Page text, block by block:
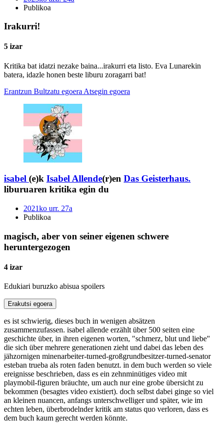
Publikoa
Irakurri!
5 izar
Kritika bat idatzi nezake baina...irakurri eta listo. Eva Lunarekin
batera, idazle honen beste liburu zoragarri bat!
Erantzun Bultzatu egoera Atsegin egoera
isabel (e)k Isabel Allende(r)en Das Geisterhaus.
liburuaren kritika egin du
2021ko urr. 27a
Publikoa
magisch, aber von seiner eigenen schwere
heruntergezogen
4 izar
Edukiari buruzko abisua spoilers
Erakutsi egoera
es ist schwierig, dieses buch in wenigen absätzen
zusammenzufassen. isabel allende erzählt über 500 seiten eine
geschichte über, in ihren eigenen worten, "schmerz, blut und liebe"
die sich über mehrere generationen zieht und dabei das leben des
jähzornigen minenarbeiter-turned-großgrundbesitzer-turned-senator
esteban trueba als roten faden benutzt. in dem buch werden so viele
ereignisse beschrieben, dass es ein zehnminütiges video mit
playmobil-figuren bräuchte, um auch nur eine grobe übersicht zu
bekommen (besagtes video existiert). doch selbst dabei ginge so viel
an kleinen nuancen, anfangs unterschwelliger und später, wie im
echten leben, überbrodelnder kritik am status quo verloren, dass es
dem buch kaum gerecht werden könnte.